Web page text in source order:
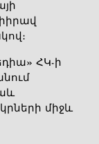
ՀԿ-ի
միջև